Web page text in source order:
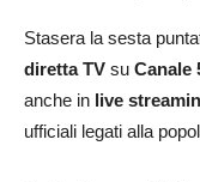
Stasera la sesta
diretta TV su Canale
anche in live
ufficiali legati alla